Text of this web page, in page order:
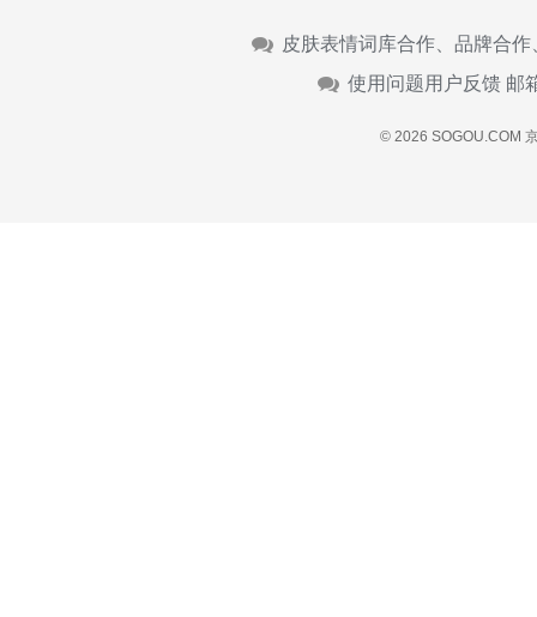
皮肤表情词库合作、品牌合
使用问题用户反馈 邮
© 2026 SOGOU.COM